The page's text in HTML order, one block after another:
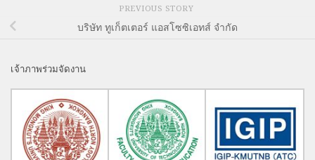
PREVIOUS STORY
บริษัท ทูเก็ตเตอร์ แอสโซซิเอทส์ จำกัด
เจ้าภาพร่วมจัดงาน